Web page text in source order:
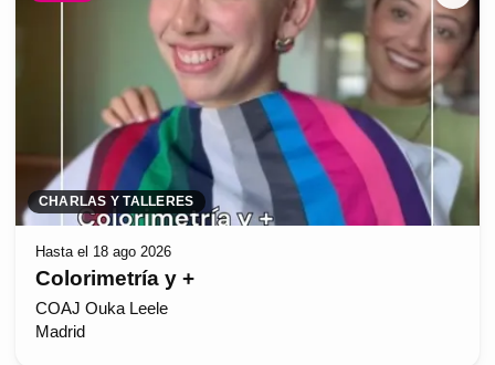
CHARLAS Y TALLERES
Hasta el 18 ago 2026
Colorimetría y +
COAJ Ouka Leele
Madrid